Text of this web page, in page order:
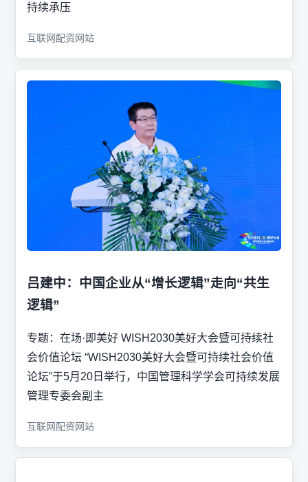
持续承压
互联网配资网站
吕建中：中国企业从“增长逻辑”走向“共生
逻辑”
专题：在场·即美好 WISH2030美好大会暨可持续社
会价值论坛 “WISH2030美好大会暨可持续社会价值
论坛”于5月20日举行，中国管理科学学会可持续发展
管理专委会副主
互联网配资网站